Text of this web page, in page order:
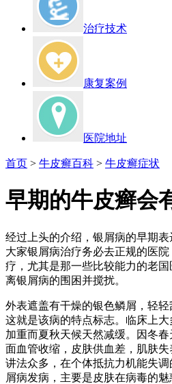
治疗技术
康复案例
医院地址
首页 > 牛皮癣百科 > 牛皮癣症状
早期的牛皮癣会
经过上头的介绍，银屑病的早期
大家银屑病治疗务必去正规的医
疗，尤其是那一些比较能力的老
离银屑病的围困并搅扰。
外表遮盖有干燥的银色鳞屑，轻轻
这就是该病的特点标志。临床上
加重而夏秋天候天然减缓。因冬
面血管收缩，皮肤供血差，肌肤
讲法众多，在个体抵抗力机能失
屑病发病，主要是皮肤在病毒的